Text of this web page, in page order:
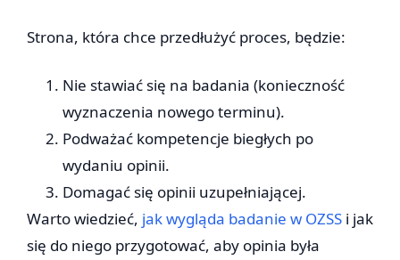
Strona, która chce przedłużyć proces, będzie:
Nie stawiać się na badania (konieczność
wyznaczenia nowego terminu).
Podważać kompetencje biegłych po
wydaniu opinii.
Domagać się opinii uzupełniającej.
Warto wiedzieć, jak wygląda badanie w OZSS i jak
się do niego przygotować, aby opinia była